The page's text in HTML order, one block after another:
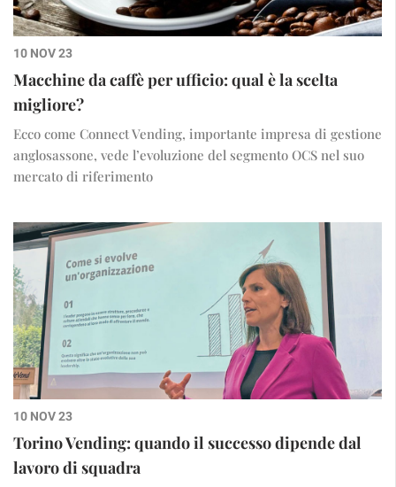
10 NOV 23
Macchine da caffè per ufficio: qual è la scelta
migliore?
Ecco come Connect Vending, importante impresa di gestione
anglosassone, vede l’evoluzione del segmento OCS nel suo
mercato di riferimento
10 NOV 23
Torino Vending: quando il successo dipende dal
lavoro di squadra